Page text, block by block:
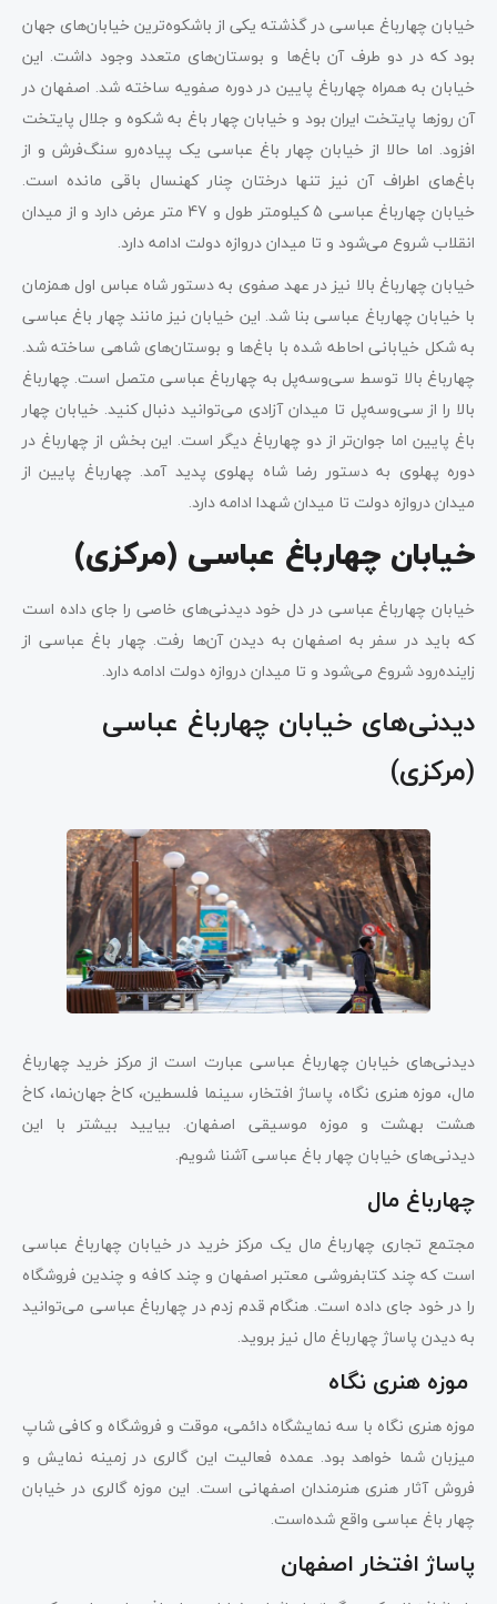
خیابان چهارباغ عباسی در گذشته یکی از باشکوه‌ترین خیابان‌های جهان
بود که در دو طرف آن باغ‌ها و بوستان‌های متعدد وجود داشت. این
خیابان به همراه چهارباغ پایین در دوره صفویه ساخته شد. اصفهان در
آن روزها پایتخت ایران بود و خیابان چهار باغ به شکوه و جلال پایتخت
افزود. اما حالا از خیابان چهار باغ عباسی یک پیاده‌رو سنگ‌فرش و از
باغ‌های اطراف آن نیز تنها درختان چنار کهنسال باقی مانده است.
خیابان چهارباغ عباسی 5 کیلومتر طول و 47 متر عرض دارد و از میدان
انقلاب شروع می‌شود و تا میدان دروازه دولت ادامه دارد.
خیابان چهارباغ بالا نیز در عهد صفوی به دستور شاه عباس اول همزمان
با خیابان چهارباغ عباسی بنا شد. این خیابان نیز مانند چهار باغ عباسی
به شکل خیابانی احاطه شده با باغ‌ها و بوستان‌های شاهی ساخته شد.
چهارباغ بالا توسط سی‌وسه‌پل به چهارباغ عباسی متصل است. چهارباغ
بالا را از سی‌وسه‌پل تا میدان آزادی می‌توانید دنبال کنید. خیابان چهار
باغ پایین اما جوان‌تر از دو چهارباغ دیگر است. این بخش از چهارباغ در
دوره پهلوی به دستور رضا شاه پهلوی پدید آمد. چهارباغ پایین از
میدان دروازه دولت تا میدان شهدا ادامه دارد.
خیابان چهارباغ عباسی (مرکزی)
خیابان چهارباغ عباسی در دل خود دیدنی‌های خاصی را جای داده است
که باید در سفر به اصفهان به دیدن آن‌ها رفت. چهار باغ عباسی از
زاینده‌رود شروع می‌شود و تا میدان دروازه دولت ادامه دارد.
دیدنی‌های خیابان چهارباغ عباسی
(مرکزی)
دیدنی‌های خیابان چهارباغ عباسی عبارت است از مرکز خرید چهارباغ
مال، موزه هنری نگاه، پاساژ افتخار، سینما فلسطین، کاخ جهان‌نما، کاخ
هشت بهشت و موزه موسیقی اصفهان. بیایید بیشتر با این
دیدنی‌های خیابان چهار باغ عباسی آشنا شویم.
چهارباغ مال
مجتمع تجاری چهارباغ مال یک مرکز خرید در خیابان چهارباغ عباسی
است که چند کتابفروشی معتبر اصفهان و چند کافه و چندین فروشگاه
را در خود جای داده است. هنگام قدم زدم در چهارباغ عباسی می‌توانید
به دیدن پاساژ چهارباغ مال نیز بروید.
موزه هنری نگاه
موزه هنری نگاه با سه نمایشگاه دائمی، موقت و فروشگاه و کافی شاپ
میزبان شما خواهد بود. عمده فعالیت این گالری در زمینه نمایش و
فروش آثار هنری هنرمندان اصفهانی است. این موزه گالری در خیابان
چهار باغ عباسی واقع شده‌است.
پاساژ افتخار اصفهان